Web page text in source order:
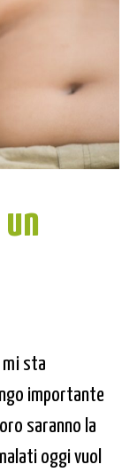
sta
importante
saranno la
oggi vuol